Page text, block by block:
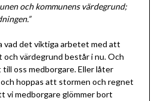
och kommunens värdegrund;
vad det viktiga arbetet med att
värdegrund består i nu. Och
oss medborgare. Eller låter
hoppas att stormen och regnet
vi medborgare glömmer bort